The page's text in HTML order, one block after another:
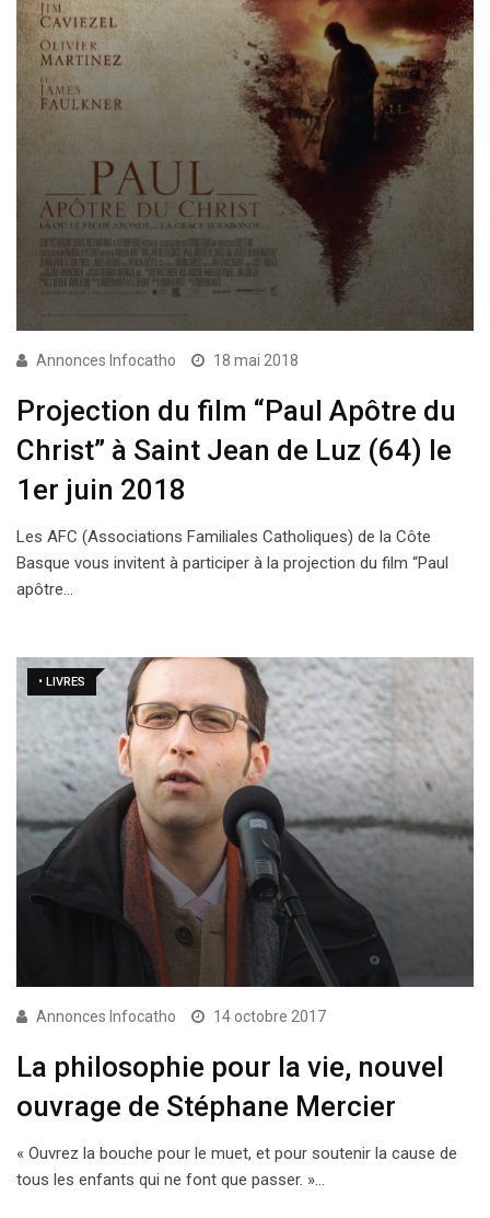
Annonces Infocatho 18 mai 2018
Projection du film “Paul Apôtre du
Christ” à Saint Jean de Luz (64) le
1er juin 2018
Les AFC (Associations Familiales Catholiques) de la Côte
Basque vous invitent à participer à la projection du film “Paul
apôtre…
• LIVRES
Annonces Infocatho 14 octobre 2017
La philosophie pour la vie, nouvel
ouvrage de Stéphane Mercier
« Ouvrez la bouche pour le muet, et pour soutenir la cause de
tous les enfants qui ne font que passer. »…